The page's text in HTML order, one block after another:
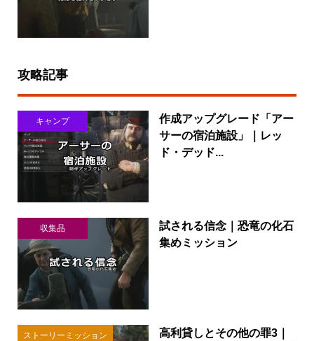
攻略記事
キャンプ
作成アップグレード「アー
サーの宿泊施設」｜レッ
ド・デッド...
収集品
試される信念｜恐竜の化石
集めミッション
ストーリーミッション
高利貸しとその他の罪3｜